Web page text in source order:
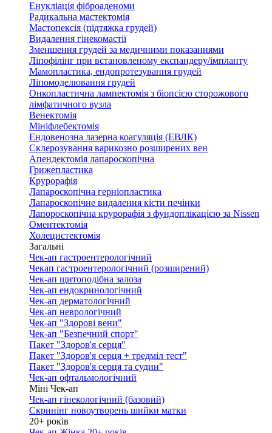
Енукліація фіброаденоми
Радикальна мастектомія
Мастопексія (підтяжка грудей)
Видалення гінекомастії
Зменшення грудей за медичними показаннями
Ліпофілінг при встановленому експандеру/імпланту
Мамопластика, ендопротезування грудей
Ліпомоделювання грудей
Онкопластична лампектомія з біопсією сторожового
лімфатичного вузла
Венектомія
Мініфлебектомія
Ендовенозна лазерна коагуляція (ЕВЛК)
Склерозування варикозно розширених вен
Апендектомія лапароскопічна
Грижепластика
Крурорафія
Лапароскопічна герніопластика
Лапароскопічне видалення кісти печінки
Лапороскопічна крурорафія з фундоплікацією за Nissen
Оментектомія
Холецистектомія
Загальні
Чек-ап гастроентерологічний
Чекап гастроентерологічний (розширений)
Чек-ап щитоподібна залоза
Чек-ап ендокринологічний
Чек-ап дерматологічний
Чек-ап неврологічний
Чек-ап "Здорові вени"
Чек-ап "Безпечний спорт"
Пакет "Здоров'я серця"
Пакет "Здоров'я серця + тредміл тест"
Пакет "Здоров'я серця та судин"
Чек-ап офтальмологічний
Міні Чек-ап
Чек-ап гінекологічний (базовий)
Скринінг новоутворень шийки матки
20+ років